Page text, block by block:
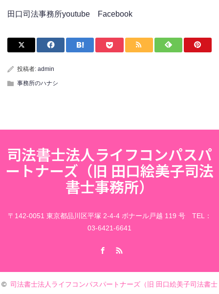
田口司法事務所youtube Facebook
投稿者: admin
事務所のハナシ
司法書士法人ライフコンパスパ
ートナーズ（旧 田口絵美子司法
書士事務所）
〒142-0051 東京都品川区平塚 2-4-4 ボナール戸越 119 号 TEL：
03-6421-6641
© 司法書士法人ライフコンパスパートナーズ（旧 田口絵美子司法書士